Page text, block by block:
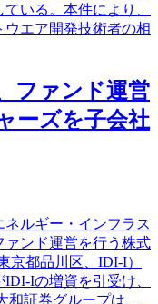
いる。本件により、
エア開発技術者の相
ファンド運営
ーズを子会社
ルギー・インフラス
ァンド運営を行う株式
京都品川区、IDI-I）
Iの増資を引受け、
証券グループは、